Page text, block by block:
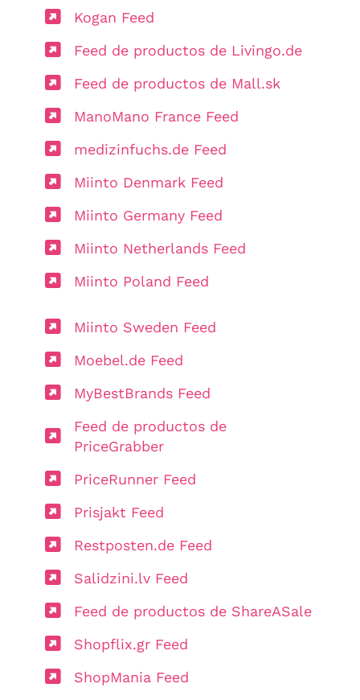
Kogan Feed
Feed de productos de Livingo.de
Feed de productos de Mall.sk
ManoMano France Feed
medizinfuchs.de Feed
Miinto Denmark Feed
Miinto Germany Feed
Miinto Netherlands Feed
Miinto Poland Feed
Miinto Sweden Feed
Moebel.de Feed
MyBestBrands Feed
Feed de productos de
PriceGrabber
PriceRunner Feed
Prisjakt Feed
Restposten.de Feed
Salidzini.lv Feed
Feed de productos de ShareASale
Shopflix.gr Feed
ShopMania Feed